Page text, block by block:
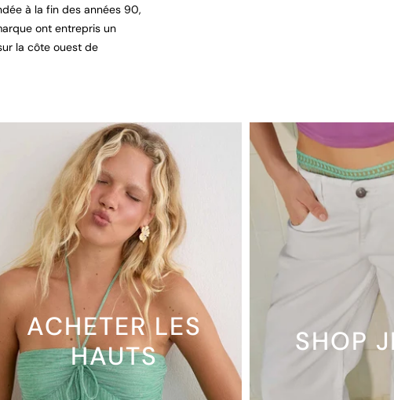
à la fin des années 90,
ont entrepris un
la côte ouest de
ACHETER LES
HAUTS
SHOP